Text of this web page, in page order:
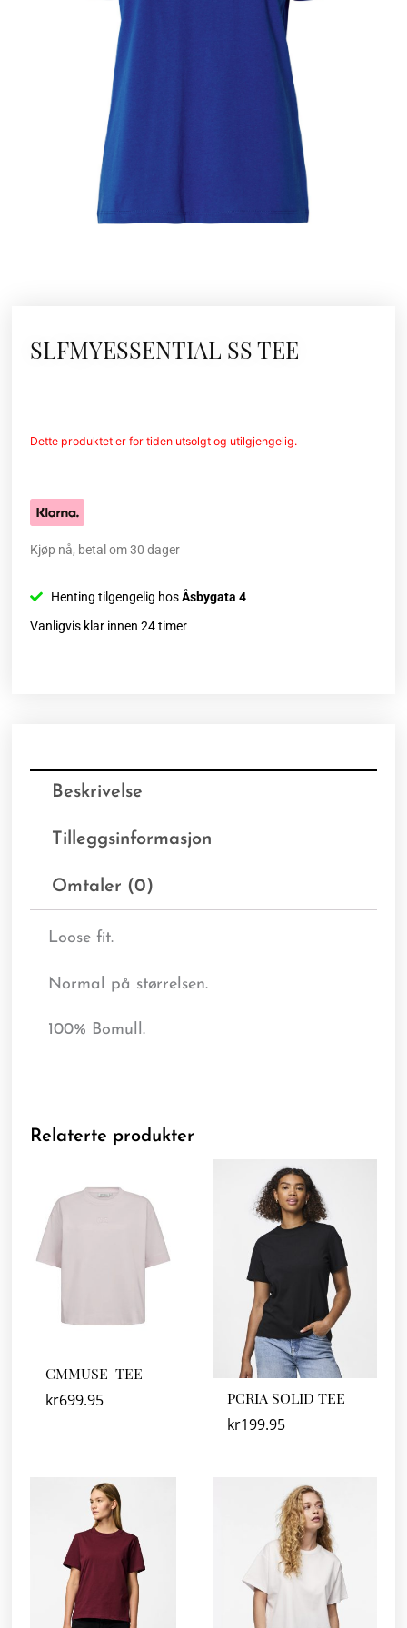
SLFMYESSENTIAL SS TEE
Dette produktet er for tiden utsolgt og utilgjengelig.
Kjøp nå, betal om 30 dager
Henting tilgengelig hosÅsbygata 4
Vanligvis klar innen 24 timer
Beskrivelse
Tilleggsinformasjon
Omtaler (0)
Loose fit.
Normal på størrelsen.
100% Bomull.
Relaterte produkter
CMMUSE-TEE
kr699.95 PCRIA SOLID TEE
kr199.95